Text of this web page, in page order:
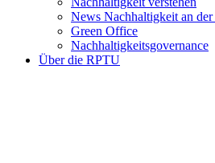
News Nachhaltigkeit an
Green Office
Nachhaltigkeitsgovernance
Über die RPTU